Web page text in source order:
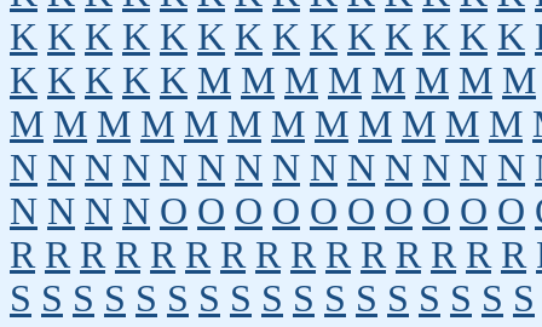
K K K K K K K K K K K K K K
K K K K K M M M M M M M M
M M M M M M M M M M M M
N N N N N N N N N N N N N N
N N N N O O O O O O O O O O
R R R R R R R R R R R R R R R
S S S S S S S S S S S S S S S S S